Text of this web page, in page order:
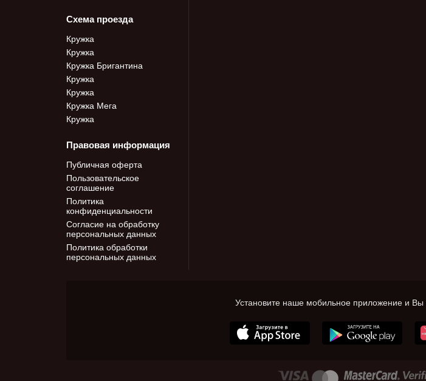
Схема проезда
Кружка
Кружка
Кружка Бригантина
Кружка
Кружка
Кружка Мега
Кружка
Правовая информация
Публичная оферта
Пользовательское
соглашение
Политика
конфиденциальности
Согласие на обработку
персональных данных
Политика обработки
персональных данных
Установите наше мобильное приложение и Вы